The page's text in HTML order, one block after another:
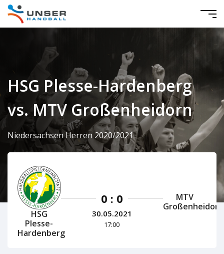
HSG Plesse-Hardenberg
vs. MTV Großenheidorn
Niedersachsen Herren 2020/2021
HSG
Plesse-
Hardenberg
0 : 0
30.05.2021
17:00
MTV
Großenheidorn